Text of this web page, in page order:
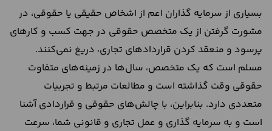
بسیاری از سرمایه گذاران اعم از اشخاص حقیقی یا حقوقی، در
مشورت گرفتن از یک متخصص حقوقی در جهت کسب و کارهای
پرسود و منعقد کردن قرارداد‌های تجاری، دریغ نمی‌کنند.
مسلم است که یک متخصص، سال‌ها در زمینه‌های متفاوت
حقوقی وقت گذاشته است و مطالعات مرتبط و تجربیات
متعددی دارد. بنابراین، با چالش‌های حقوقی و قراردادی آشنا
است و به سرمایه گذاری و عمل تجاری و قانونی شما، سرعت